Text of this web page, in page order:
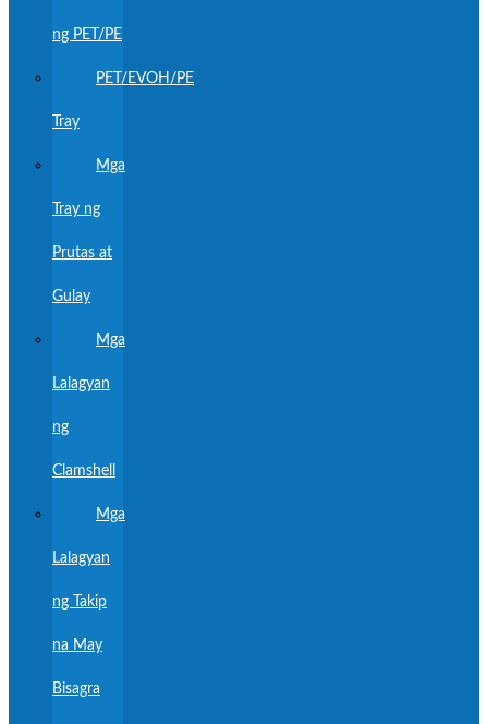
ng PET/PE
PET/EVOH/PE
Tray
Mga
Tray ng
Prutas at
Gulay
Mga
Lalagyan
ng
Clamshell
Mga
Lalagyan
ng Takip
na May
Bisagra